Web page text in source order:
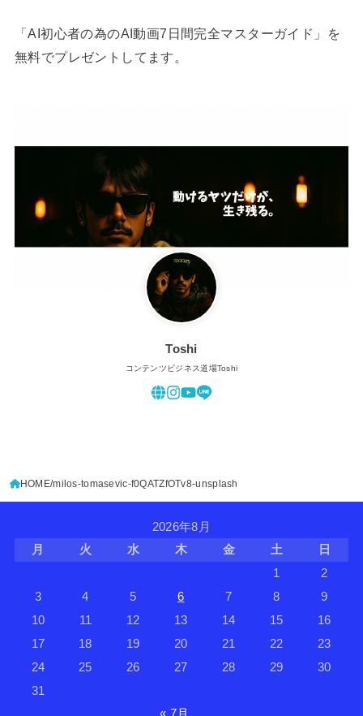
「AI初心者の為のAI動画7日間完全マスターガイド」を
無料でプレゼントしてます。
Toshi
コンテンツビジネス道場Toshi
HOME milos-tomasevic-f0QATZfOTv8-unsplash
2026年8月
月
火 水 木 金 土
日
1
2
3
4 5 6 7 8
9
10
11 12 13 14 15
16
17
18 19 20 21 22
23
24
25 26 27 28 29
30
31